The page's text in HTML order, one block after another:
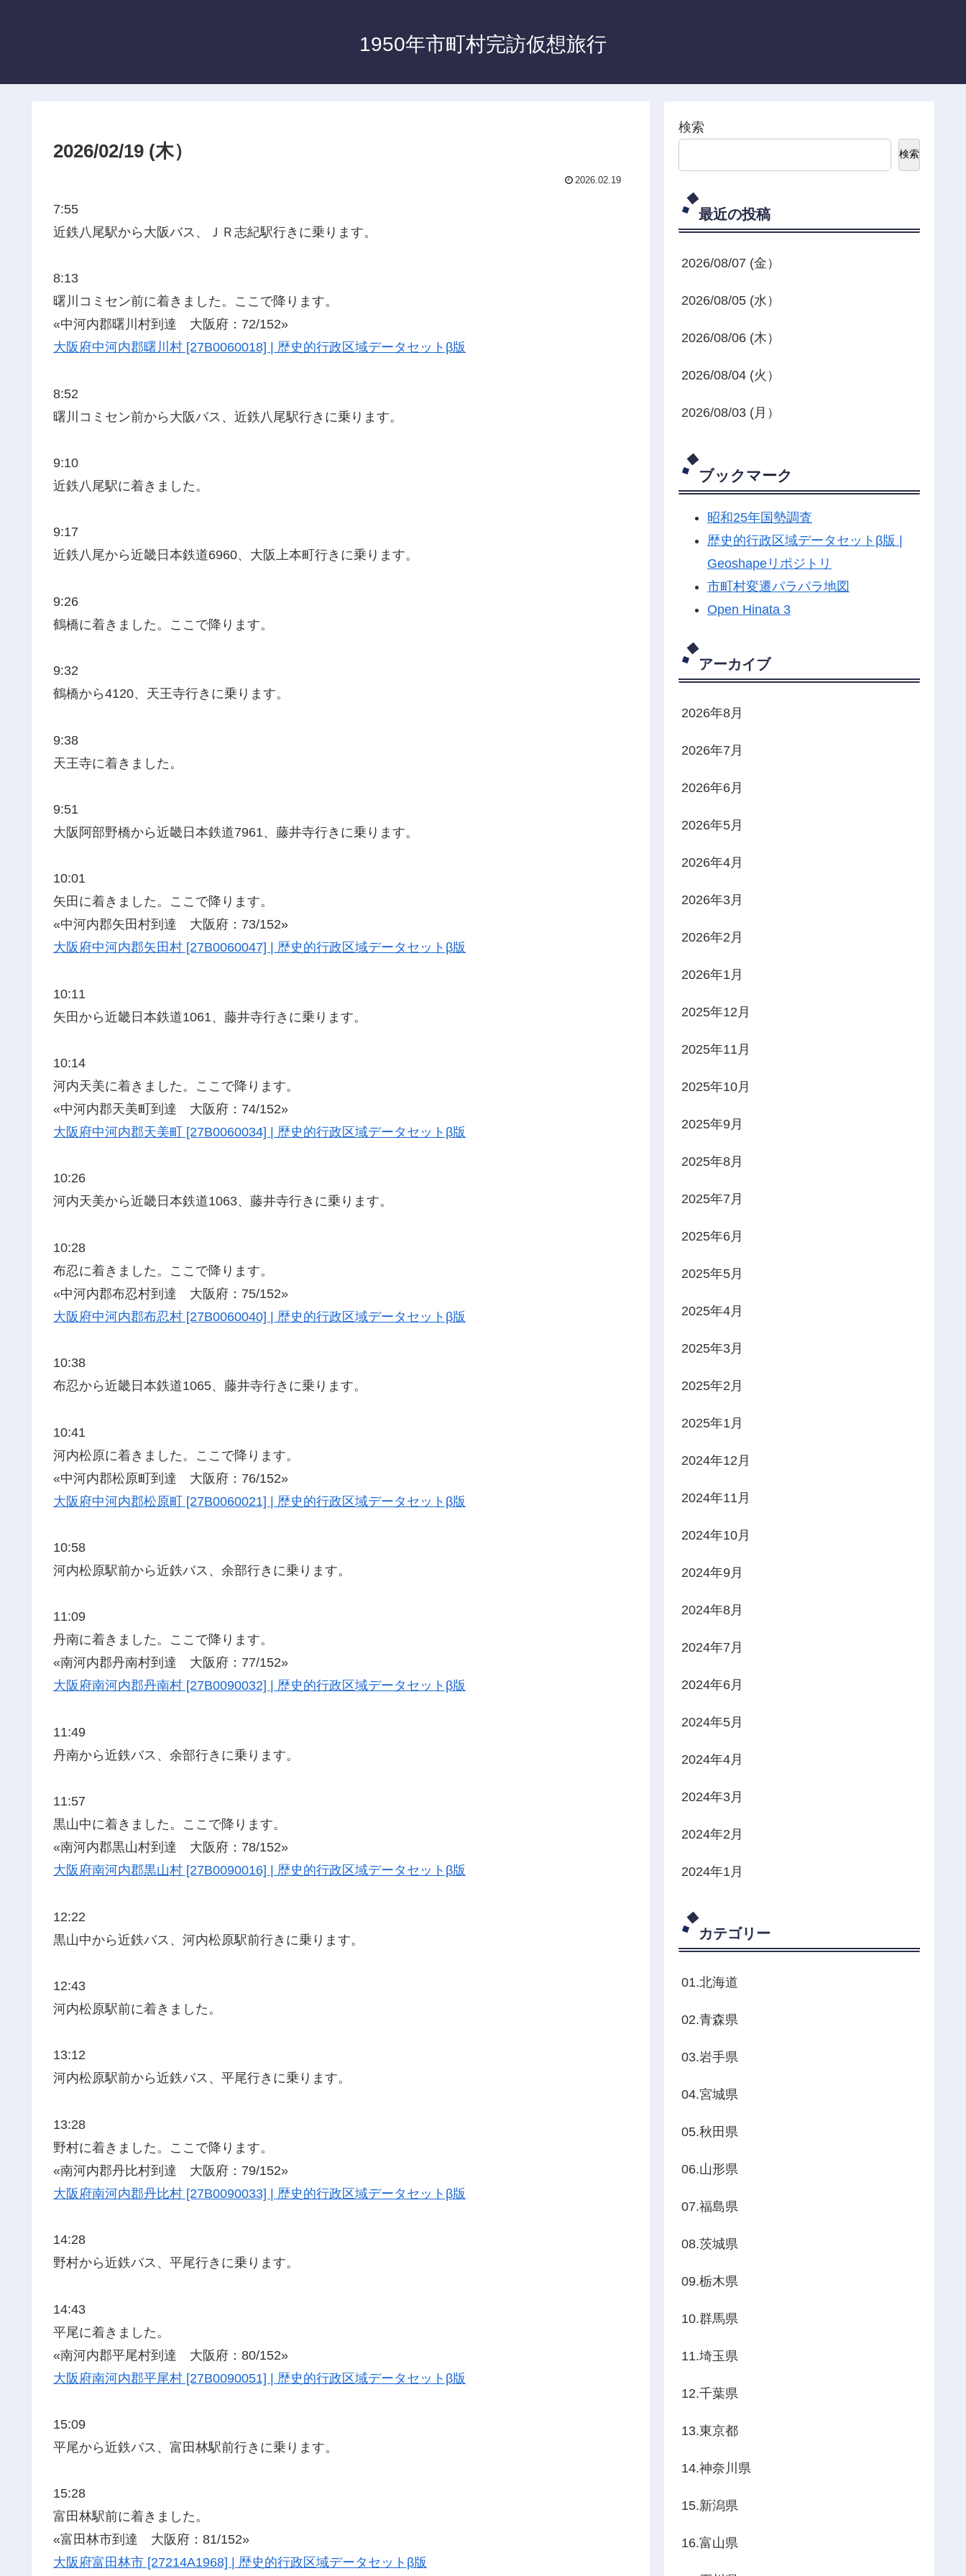
1950年市町村完訪仮想旅行
2026/02/19 (木）
2026.02.19
7:55
近鉄八尾駅から大阪バス、ＪＲ志紀駅行きに乗ります。
8:13
曙川コミセン前に着きました。ここで降ります。
«中河内郡曙川村到達 大阪府：72/152»
大阪府中河内郡曙川村 [27B0060018] | 歴史的行政区域データセットβ版
8:52
曙川コミセン前から大阪バス、近鉄八尾駅行きに乗ります。
9:10
近鉄八尾駅に着きました。
9:17
近鉄八尾から近畿日本鉄道6960、大阪上本町行きに乗ります。
9:26
鶴橋に着きました。ここで降ります。
9:32
鶴橋から4120、天王寺行きに乗ります。
9:38
天王寺に着きました。
9:51
大阪阿部野橋から近畿日本鉄道7961、藤井寺行きに乗ります。
10:01
矢田に着きました。ここで降ります。
«中河内郡矢田村到達 大阪府：73/152»
大阪府中河内郡矢田村 [27B0060047] | 歴史的行政区域データセットβ版
10:11
矢田から近畿日本鉄道1061、藤井寺行きに乗ります。
10:14
河内天美に着きました。ここで降ります。
«中河内郡天美町到達 大阪府：74/152»
大阪府中河内郡天美町 [27B0060034] | 歴史的行政区域データセットβ版
10:26
河内天美から近畿日本鉄道1063、藤井寺行きに乗ります。
10:28
布忍に着きました。ここで降ります。
«中河内郡布忍村到達 大阪府：75/152»
大阪府中河内郡布忍村 [27B0060040] | 歴史的行政区域データセットβ版
10:38
布忍から近畿日本鉄道1065、藤井寺行きに乗ります。
10:41
河内松原に着きました。ここで降ります。
«中河内郡松原町到達 大阪府：76/152»
大阪府中河内郡松原町 [27B0060021] | 歴史的行政区域データセットβ版
10:58
河内松原駅前から近鉄バス、余部行きに乗ります。
11:09
丹南に着きました。ここで降ります。
«南河内郡丹南村到達 大阪府：77/152»
大阪府南河内郡丹南村 [27B0090032] | 歴史的行政区域データセットβ版
11:49
丹南から近鉄バス、余部行きに乗ります。
11:57
黒山中に着きました。ここで降ります。
«南河内郡黒山村到達 大阪府：78/152»
大阪府南河内郡黒山村 [27B0090016] | 歴史的行政区域データセットβ版
12:22
黒山中から近鉄バス、河内松原駅前行きに乗ります。
12:43
河内松原駅前に着きました。
13:12
河内松原駅前から近鉄バス、平尾行きに乗ります。
13:28
野村に着きました。ここで降ります。
«南河内郡丹比村到達 大阪府：79/152»
大阪府南河内郡丹比村 [27B0090033] | 歴史的行政区域データセットβ版
14:28
野村から近鉄バス、平尾行きに乗ります。
14:43
平尾に着きました。
«南河内郡平尾村到達 大阪府：80/152»
大阪府南河内郡平尾村 [27B0090051] | 歴史的行政区域データセットβ版
15:09
平尾から近鉄バス、富田林駅前行きに乗ります。
15:28
富田林駅前に着きました。
«富田林市到達 大阪府：81/152»
大阪府富田林市 [27214A1968] | 歴史的行政区域データセットβ版
検索
検索
最近の投稿
2026/08/07 (金）
2026/08/05 (水）
2026/08/06 (木）
2026/08/04 (火）
2026/08/03 (月）
ブックマーク
昭和25年国勢調査
歴史的行政区域データセットβ版 |
Geoshapeリポジトリ
市町村変遷パラパラ地図
Open Hinata 3
アーカイブ
2026年8月
2026年7月
2026年6月
2026年5月
2026年4月
2026年3月
2026年2月
2026年1月
2025年12月
2025年11月
2025年10月
2025年9月
2025年8月
2025年7月
2025年6月
2025年5月
2025年4月
2025年3月
2025年2月
2025年1月
2024年12月
2024年11月
2024年10月
2024年9月
2024年8月
2024年7月
2024年6月
2024年5月
2024年4月
2024年3月
2024年2月
2024年1月
カテゴリー
01.北海道
02.青森県
03.岩手県
04.宮城県
05.秋田県
06.山形県
07.福島県
08.茨城県
09.栃木県
10.群馬県
11.埼玉県
12.千葉県
13.東京都
14.神奈川県
15.新潟県
16.富山県